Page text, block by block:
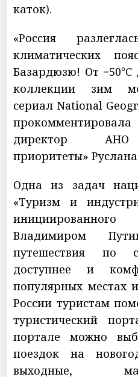
каток).
«Россия
климатических
Базардюзю! От −50°C
коллекции зим
сериал National
директор АНО
приоритеты»
Одна из задач
«Туризм и
Владимиром
путешествия по
доступнее и
популярных местах
России туристам
туристический
портале можно
поездок на
выходные,